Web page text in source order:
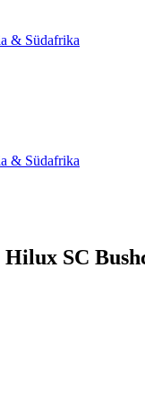
& Südafrika
& Südafrika
SC